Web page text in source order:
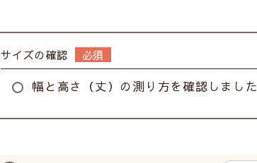
サイズの確認
幅と高さ（丈）の測り方を確認しました